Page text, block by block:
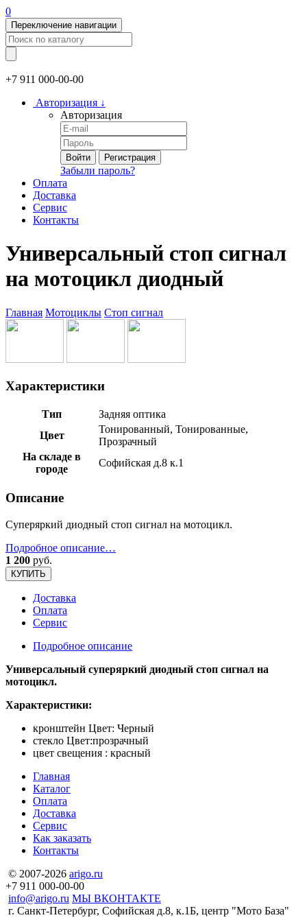
0
Переключение навигации
+7 911 000-00-00
Авторизация ↓
Авторизация
Войти Регистрация
Забыли пароль?
Оплата
Доставка
Сервис
Контакты
Универсальный стоп сигнал
на мотоцикл диодный
Главная Мотоциклы Стоп сигнал
Характеристики
Тип
Задняя оптика
Цвет
Тонированный, Тонированные,
Прозрачный
На складе в
городе
Софийская д.8 к.1
Описание
Суперяркий диодный стоп сигнал на мотоцикл.
Подробное описание…
1 200 руб.
КУПИТЬ
Доставка
Оплата
Сервис
Подробное описание
Универсальный суперяркий диодный стоп сигнал на
мотоцикл.
Характеристики:
кронштейн Цвет: Черный
стекло Цвет:прозрачный
цвет свещения : красный
Главная
Каталог
Оплата
Доставка
Сервис
Как заказать
Контакты
© 2007-2026 arigo.ru
+7 911 000-00-00
info@arigo.ru МЫ ВКОНТАКТЕ
г. Санкт-Петербург, Софийская д.8, к.1Б, центр "Мото База"